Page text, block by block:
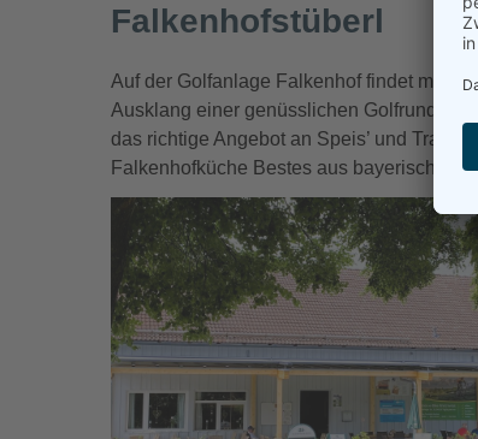
Falkenhofstüberl
Auf der Golfanlage Falkenhof findet man
Ausklang einer genüsslichen Golfrunde,
das richtige Angebot an Speis’ und Trank
Falkenhofküche Bestes aus bayerischer